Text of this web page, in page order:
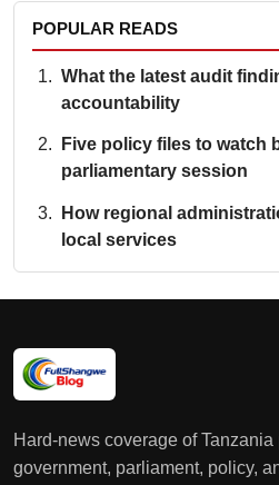
POPULAR READS
What the latest audit
accountability
Five policy files to watch
parliamentary session
How regional
local services
Hard-news coverage of Tanzania
government, parliament, policy,